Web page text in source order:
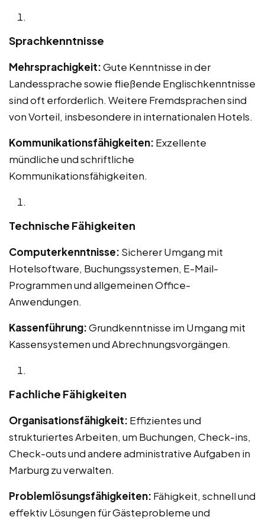
Sprachkenntnisse
Mehrsprachigkeit:Gute Kenntnisse in der
Landessprache sowie fließende Englischkenntnisse
sind oft erforderlich. Weitere Fremdsprachen sind
von Vorteil, insbesondere in internationalen Hotels.
Kommunikationsfähigkeiten: Exzellente
mündliche und schriftliche
Kommunikationsfähigkeiten.
Technische Fähigkeiten
Computerkenntnisse: Sicherer Umgang mit
Hotelsoftware, Buchungssystemen, E-Mail-
Programmen und allgemeinen Office-
Anwendungen.
Kassenführung:Grundkenntnisse im Umgang mit
Kassensystemen und Abrechnungsvorgängen.
Fachliche Fähigkeiten
Organisationsfähigkeit: Effizientes und
strukturiertes Arbeiten, um Buchungen, Check-ins,
Check-outs und andere administrative Aufgaben in
Marburg zu verwalten.
Problemlösungsfähigkeiten: Fähigkeit, schnell und
effektiv Lösungen für Gästeprobleme und